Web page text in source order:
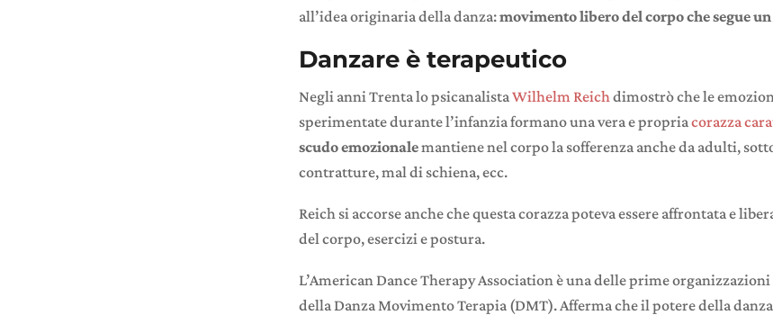
all’idea originaria della danza:movimento libero del corpo che segue
Danzare è terapeutico
Negli anni Trenta lo psicanalistaWilhelm Reich dimostrò che le
sperimentate durante l’infanzia formano una vera e propriacorazza
scudo emozionalemantiene nel corpo la sofferenza anche da adulti,
contratture, mal di schiena, ecc.
Reich si accorse anche che questa corazza poteva essere affrontata e
del corpo, esercizi e postura.
L’American Dance Therapy Association è una delle prime
della Danza Movimento Terapia (DMT). Afferma che il potere della